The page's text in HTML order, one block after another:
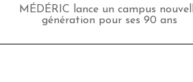
MÉDÉRIC lance un campus
génération pour ses 90 ans